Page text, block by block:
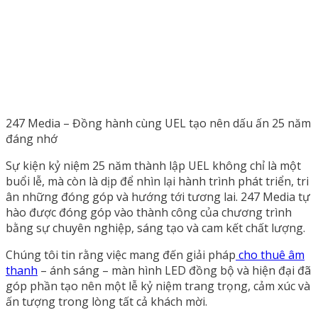
247 Media – Đồng hành cùng UEL tạo nên dấu ấn 25 năm
đáng nhớ
Sự kiện kỷ niệm 25 năm thành lập UEL không chỉ là một
buổi lễ, mà còn là dịp để nhìn lại hành trình phát triển, tri
ân những đóng góp và hướng tới tương lai. 247 Media tự
hào được đóng góp vào thành công của chương trình
bằng sự chuyên nghiệp, sáng tạo và cam kết chất lượng.
Chúng tôi tin rằng việc mang đến giải pháp cho thuê âm
thanh – ánh sáng – màn hình LED đồng bộ và hiện đại đã
góp phần tạo nên một lễ kỷ niệm trang trọng, cảm xúc và
ấn tượng trong lòng tất cả khách mời.